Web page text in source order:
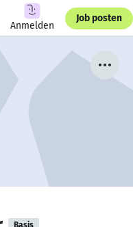
Anmelden
Job posten
Basis